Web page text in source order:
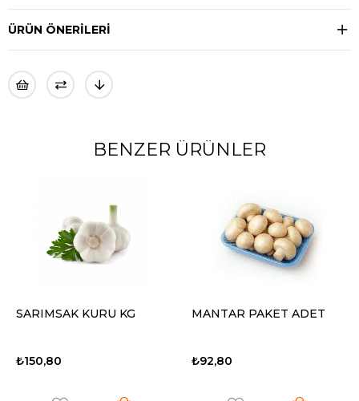
ÜRÜN ÖNERILERI
BENZER ÜRÜNLER
SARIMSAK KURU KG
₺150,80
MANTAR PAKET ADET
₺92,80